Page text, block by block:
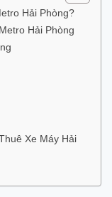
Hải Phòng?
Hải Phòng
Xe Máy Hải